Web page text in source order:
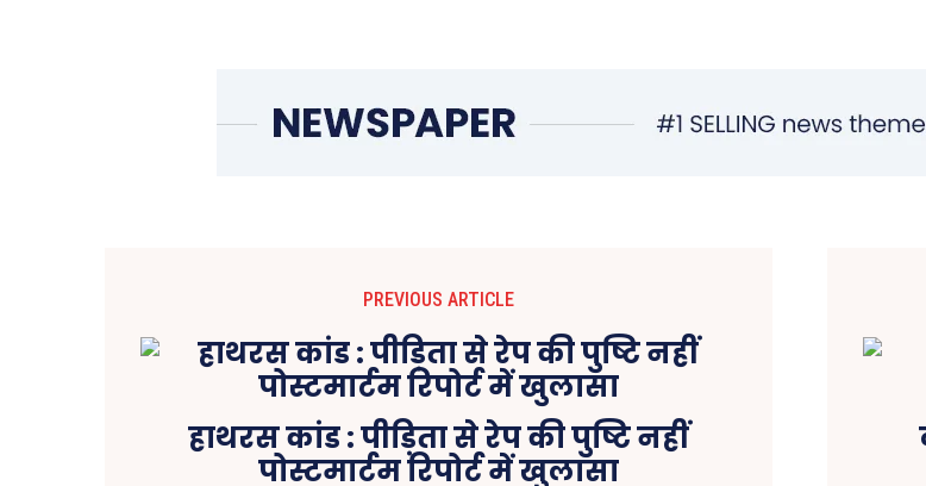
PREVIOUS ARTICLE
हाथरस कांड : पीड़िता से रेप की पुष्टि नहीं
पोस्टमार्टम रिपोर्ट में खुलासा